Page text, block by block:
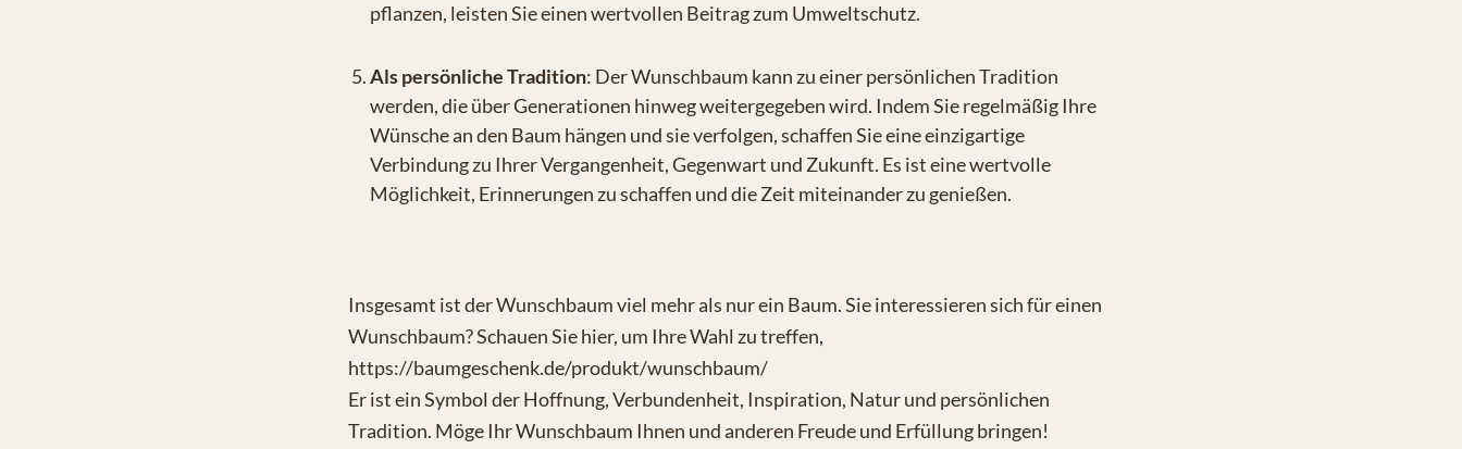
pflanzen, leisten Sie einen wertvollen Beitrag zum Umweltschutz.
Als persönliche Tradition: Der Wunschbaum kann zu einer persönlichen Tradition
werden, die über Generationen hinweg weitergegeben wird. Indem Sie regelmäßig Ihre
Wünsche an den Baum hängen und sie verfolgen, schaffen Sie eine einzigartige
Verbindung zu Ihrer Vergangenheit, Gegenwart und Zukunft. Es ist eine wertvolle
Möglichkeit, Erinnerungen zu schaffen und die Zeit miteinander zu genießen.
Insgesamt ist der Wunschbaum viel mehr als nur ein Baum. Sie interessieren sich für einen
Wunschbaum? Schauen Sie hier, um Ihre Wahl zu treffen,
https://baumgeschenk.de/produkt/wunschbaum/
Er ist ein Symbol der Hoffnung, Verbundenheit, Inspiration, Natur und persönlichen
Tradition. Möge Ihr Wunschbaum Ihnen und anderen Freude und Erfüllung bringen!